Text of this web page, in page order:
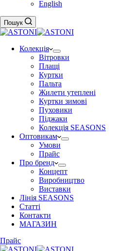
English
Пошук
Колекція
Вітровки
Плащі
Куртки
Пальта
Жилети утеплені
Куртки зимові
Пуховики
Піджаки
Колекція SEASONS
Оптовикам
Умови
Прайс
Про бренд
Концепт
Виробництво
Виставки
Лінія SEASONS
Статті
Контакти
МАГАЗИН
Прайс